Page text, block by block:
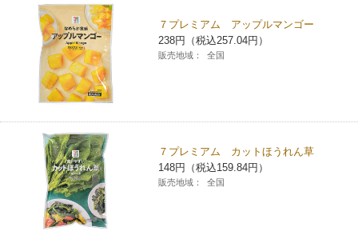
７プレミアム アップルマンゴー
238円（税込257.04円）
販売地域： 全国
７プレミアム カットほうれん草
148円（税込159.84円）
販売地域： 全国